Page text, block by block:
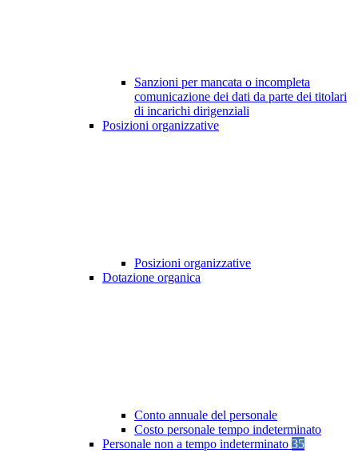
Sanzioni per mancata o incompleta
comunicazione dei dati da parte dei titolari
di incarichi dirigenziali
Posizioni organizzative
Posizioni organizzative
Dotazione organica
Conto annuale del personale
Costo personale tempo indeterminato
Personale non a tempo indeterminato 35